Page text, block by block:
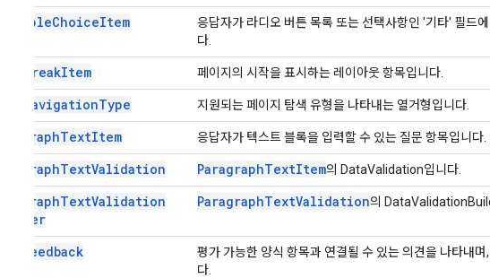
MultipleChoiceItem
응답자가 라디오 버튼 목록 또는 선택사항인 '기타' 필드
다.
BreakItem 페이지의 시작을 표시하는 레이아웃 항목입니다.
NavigationType 지원되는 페이지 탐색 유형을 나타내는 열거형입니다.
ParagraphTextItem 응답자가 텍스트 블록을 입력할 수 있는 질문 항목입니다.
ParagraphTextValidation ParagraphTextItem의 DataValidation입니다.
ParagraphTextValidation
Builder
ParagraphTextValidation의
Feedback
평가 가능한 양식 항목과 연결될 수 있는 의견을 나타내
다.